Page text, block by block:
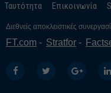
Ταυτότητα Επικοινωνία
Διεθνείς αποκλειστικές
FT.com Stratfor